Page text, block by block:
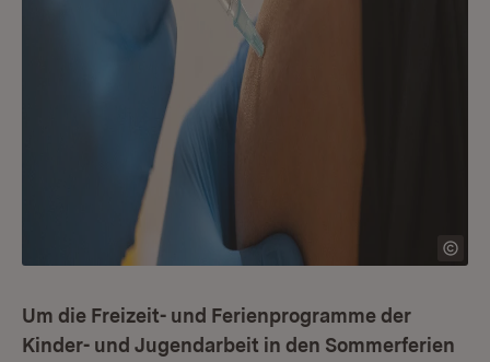
Um die Freizeit- und Ferienprogramme der
Kinder- und Jugendarbeit in den Sommerferien